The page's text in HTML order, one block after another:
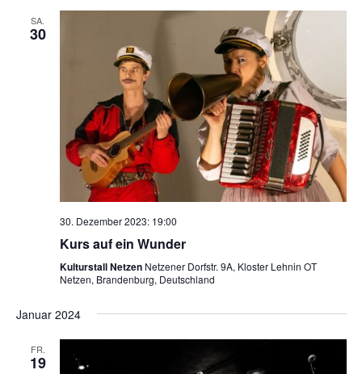
SA.
30
30. Dezember 2023: 19:00
Kurs auf ein Wunder
Kulturstall Netzen Netzener Dorfstr. 9A, Kloster Lehnin OT
Netzen, Brandenburg, Deutschland
Januar 2024
FR.
19